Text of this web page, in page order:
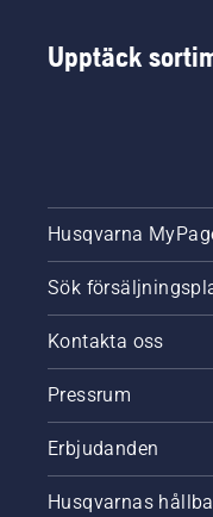
Upptäck
Husqvarna
Sök
Kontakta oss
Pressrum
Erbjudanden
Husqvarnas